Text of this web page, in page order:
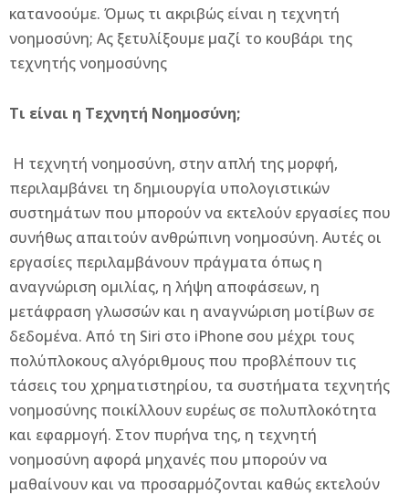
κατανοούμε. Όμως τι ακριβώς είναι η τεχνητή
νοημοσύνη; Ας ξετυλίξουμε μαζί το κουβάρι της
τεχνητής νοημοσύνης
Τι είναι η Τεχνητή Νοημοσύνη;
Η τεχνητή νοημοσύνη, στην απλή της μορφή,
περιλαμβάνει τη δημιουργία υπολογιστικών
συστημάτων που μπορούν να εκτελούν εργασίες που
συνήθως απαιτούν ανθρώπινη νοημοσύνη. Αυτές οι
εργασίες περιλαμβάνουν πράγματα όπως η
αναγνώριση ομιλίας, η λήψη αποφάσεων, η
μετάφραση γλωσσών και η αναγνώριση μοτίβων σε
δεδομένα. Από τη Siri στο iPhone σου μέχρι τους
πολύπλοκους αλγόριθμους που προβλέπουν τις
τάσεις του χρηματιστηρίου, τα συστήματα τεχνητής
νοημοσύνης ποικίλλουν ευρέως σε πολυπλοκότητα
και εφαρμογή. Στον πυρήνα της, η τεχνητή
νοημοσύνη αφορά μηχανές που μπορούν να
μαθαίνουν και να προσαρμόζονται καθώς εκτελούν